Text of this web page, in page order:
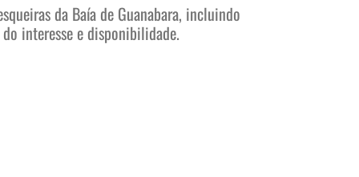
da Baía de Guanabara, incluindo
interesse e disponibilidade.